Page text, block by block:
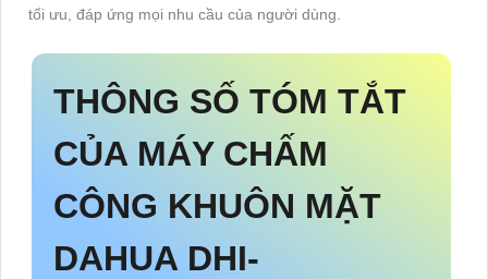
tối ưu, đáp ứng mọi nhu cầu của người dùng.
THÔNG SỐ TÓM TẮT
CỦA MÁY CHẤM
CÔNG KHUÔN MẶT
DAHUA DHI-